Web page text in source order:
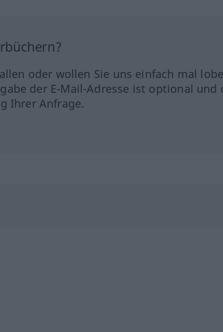
oder wollen Sie uns einfach mal
der E-Mail-Adresse ist optional und
Ihrer Anfrage.